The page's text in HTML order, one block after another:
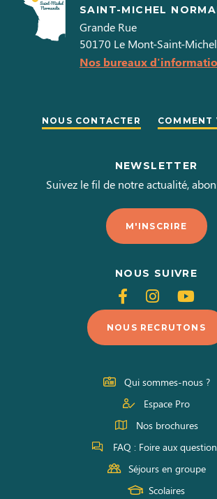
SAINT-MICHEL
Grande Rue
50170 Le Mont-Saint-Michel
Nos bureaux
NOUS CONTACTER COMMENT
NEWSLETTER
Suivez le fil de notre actualité,
M'INSCRIRE
NOUS SUIVRE
Suivez-
nous
sur
Facebook
Suivez-
nous
sur
Instagram
sur
NOUS RECRUTONS
Qui sommes-nous ?
Espace Pro
Nos brochures
FAQ : Foire aux
Séjours en groupe
Scolaires